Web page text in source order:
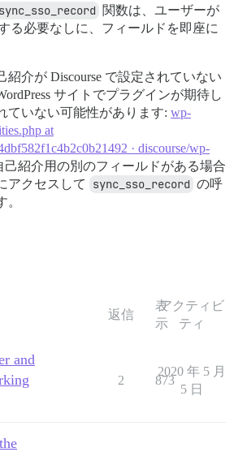
sync_sso_record 関数は、ユーザーが
る必要なしに、フィールドを即座に
紹介が Discourse で設定されていない
サイトでプラグインが期待し
ていない可能性があります: wp-
at
· discourse/wp-
己紹介用の別のフィールドがある場合
アクセスして
sync_sso_record の呼
返信
表
示
アクティビ
ティ
and
2 873
2020 年 5 月
5 日